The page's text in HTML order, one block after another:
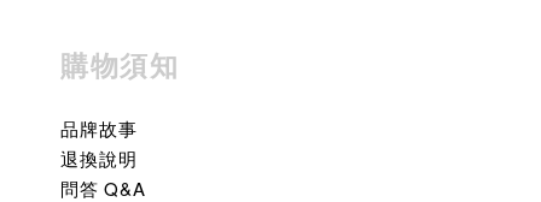
購物須知
品牌故事
退換說明
問答 Q&A